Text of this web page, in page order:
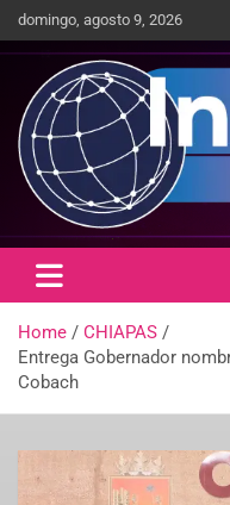
domingo, agosto 9, 2026
Un giro en la información
Home
CHIAPAS
Entrega Gobernador
Cobach